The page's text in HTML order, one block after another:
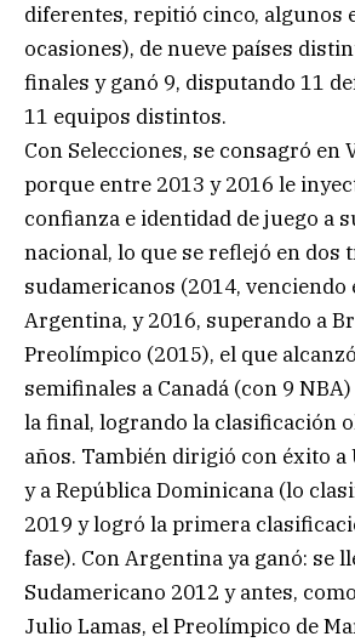
diferentes, repitió cinco, algunos
ocasiones), de nueve países
finales y ganó 9, disputando 11
11 equipos distintos.
Con Selecciones, se consagró en
porque entre 2013 y 2016 le
confianza e identidad de juego a
nacional, lo que se reflejó en dos
sudamericanos (2014, venciendo
Argentina, y 2016, superando a
Preolímpico (2015), el que
semifinales a Canadá (con 9
la final, logrando la clasificación
años. También dirigió con éxito a
y a República Dominicana (lo
2019 y logró la primera
fase). Con Argentina ya ganó: se
Sudamericano 2012 y antes,
Julio Lamas, el Preolímpico de